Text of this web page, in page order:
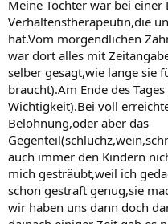
Meine Tochter war bei einer
Verhaltenstherapeutin,die
hat.Vom morgendlichen
war dort alles mit
selber gesagt,wie lange sie
braucht).Am Ende des
Wichtigkeit).Bei voll
Belohnung,oder aber das
auch immer den Kindern
mich gesträubt,weil ich
schon gestraft genug,sie
wir haben uns dann doch